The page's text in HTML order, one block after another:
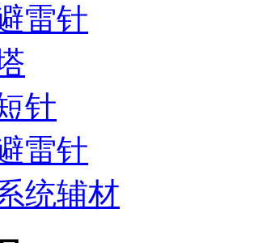
雷针
针
雷针
统辅材